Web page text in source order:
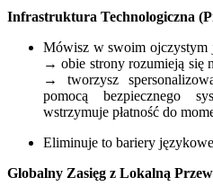
Infrastruktura Technologiczna
Mówisz w swoim
→ obie strony rozumieją się
→ tworzysz
pomocą bezpiecznego
wstrzymuje płatność do
Eliminuje to bariery
Globalny Zasięg z Lokalną